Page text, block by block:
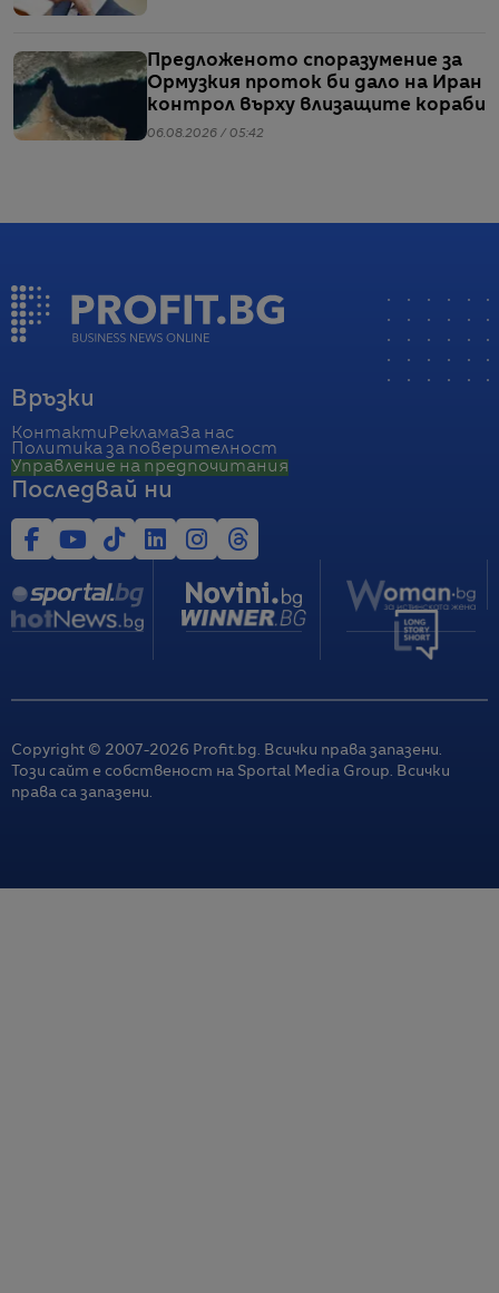
Предложеното споразумение за
Ормузкия проток би дало на Иран
контрол върху влизащите кораби
06.08.2026 / 05:42
Връзки
Контакти РекламаЗа нас
Политика за поверителност
Управление на предпочитания
Последвай ни
Copyright © 2007-2026 Profit.bg. Всички права запазени.
Този сайт е собственост на Sportal Media Group. Всички
права са запазени.